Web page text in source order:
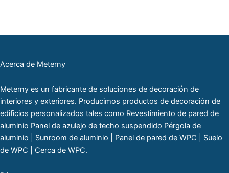
Acerca de Meterny
Meterny es un fabricante de soluciones de decoración de
interiores y exteriores. Producimos productos de decoración de
edificios personalizados tales como Revestimiento de pared de
aluminio Panel de azulejo de techo suspendido Pérgola de
aluminio | Sunroom de aluminio | Panel de pared de WPC | Suelo
de WPC | Cerca de WPC.